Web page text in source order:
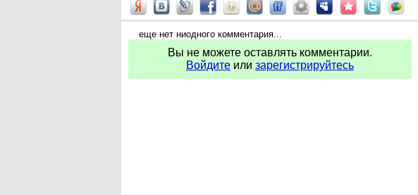
еще нет ниодного комментария...
Вы не можете оставлять комментарии.
Войдите или зарегистрируйтесь